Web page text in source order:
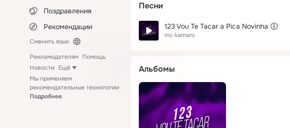
Поздравления
Рекомендации
Сменить язык
Рекламодателям Помощь
Новости Ещё
Мы применяем
рекомендательные технологии
Подробнее
Песни
123 Vou Te Tacar a Pica Novinha
mc kamaro
Альбомы